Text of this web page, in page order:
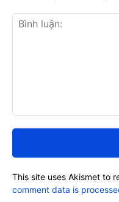
luận:
This site uses Akismet to
comment data is